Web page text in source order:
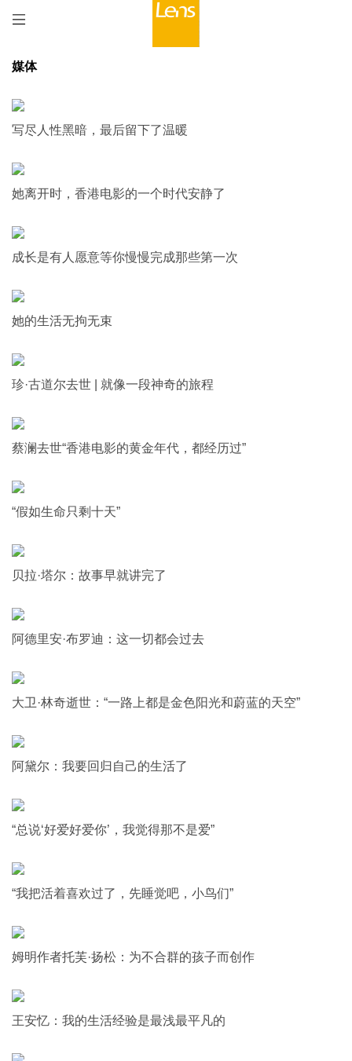
媒体
写尽人性黑暗，最后留下了温暖
她离开时，香港电影的一个时代安静了
成长是有人愿意等你慢慢完成那些第一次
她的生活无拘无束
珍·古道尔去世 | 就像一段神奇的旅程
蔡澜去世“香港电影的黄金年代，都经历过”
“假如生命只剩十天”
贝拉·塔尔：故事早就讲完了
阿德里安·布罗迪：这一切都会过去
大卫·林奇逝世：“一路上都是金色阳光和蔚蓝的天空”
阿黛尔：我要回归自己的生活了
“总说‘好爱好爱你’，我觉得那不是爱”
“我把活着喜欢过了，先睡觉吧，小鸟们”
姆明作者托芙·扬松：为不合群的孩子而创作
王安忆：我的生活经验是最浅最平凡的